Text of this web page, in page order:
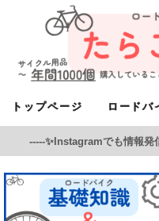
トップページ ロードバ
-----✨Instagramでも情報発